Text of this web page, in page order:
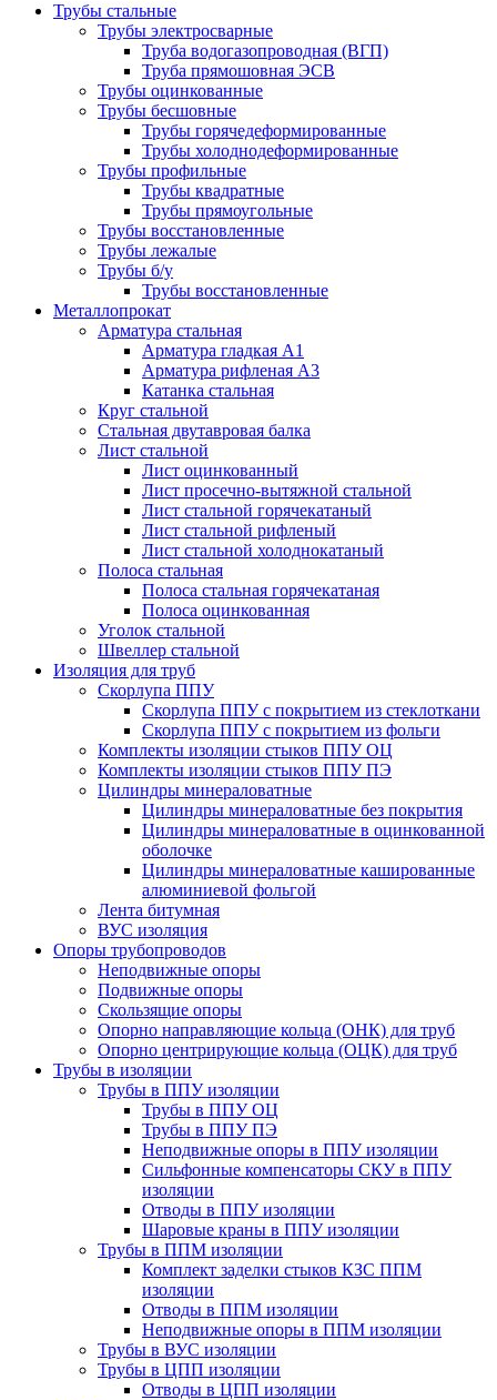
Трубы стальные
Трубы электросварные
Труба водогазопроводная (ВГП)
Труба прямошовная ЭСВ
Трубы оцинкованные
Трубы бесшовные
Трубы горячедеформированные
Трубы холоднодеформированные
Трубы профильные
Трубы квадратные
Трубы прямоугольные
Трубы восстановленные
Трубы лежалые
Трубы б/у
Трубы восстановленные
Металлопрокат
Арматура стальная
Арматура гладкая А1
Арматура рифленая А3
Катанка стальная
Круг стальной
Стальная двутавровая балка
Лист стальной
Лист оцинкованный
Лист просечно-вытяжной стальной
Лист стальной горячекатаный
Лист стальной рифленый
Лист стальной холоднокатаный
Полоса стальная
Полоса стальная горячекатаная
Полоса оцинкованная
Уголок стальной
Швеллер стальной
Изоляция для труб
Скорлупа ППУ
Скорлупа ППУ с покрытием из стеклоткани
Скорлупа ППУ с покрытием из фольги
Комплекты изоляции стыков ППУ ОЦ
Комплекты изоляции стыков ППУ ПЭ
Цилиндры минераловатные
Цилиндры минераловатные без покрытия
Цилиндры минераловатные в оцинкованной
оболочке
Цилиндры минераловатные кашированные
алюминиевой фольгой
Лента битумная
ВУС изоляция
Опоры трубопроводов
Неподвижные опоры
Подвижные опоры
Скользящие опоры
Опорно направляющие кольца (ОНК) для труб
Опорно центрирующие кольца (ОЦК) для труб
Трубы в изоляции
Трубы в ППУ изоляции
Трубы в ППУ ОЦ
Трубы в ППУ ПЭ
Неподвижные опоры в ППУ изоляции
Сильфонные компенсаторы СКУ в ППУ
изоляции
Отводы в ППУ изоляции
Шаровые краны в ППУ изоляции
Трубы в ППМ изоляции
Комплект заделки стыков КЗС ППМ
изоляции
Отводы в ППМ изоляции
Неподвижные опоры в ППМ изоляции
Трубы в ВУС изоляции
Трубы в ЦПП изоляции
Отводы в ЦПП изоляции